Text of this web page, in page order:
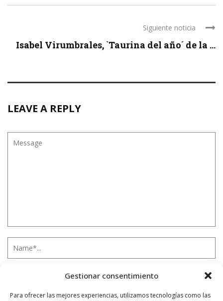
Gestionar consentimiento
Para ofrecer las mejores experiencias, utilizamos tecnologías como las
Siguiente noticia
Isabel Virumbrales, `Taurina del año´ de la ...
LEAVE A REPLY